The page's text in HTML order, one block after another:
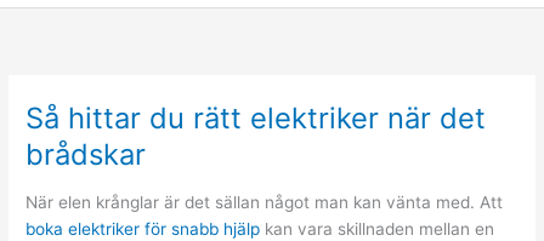
Så hittar du rätt elektriker när det
brådskar
När elen krånglar är det sällan något man kan vänta med. Att
boka elektriker för snabb hjälp kan vara skillnaden mellan en